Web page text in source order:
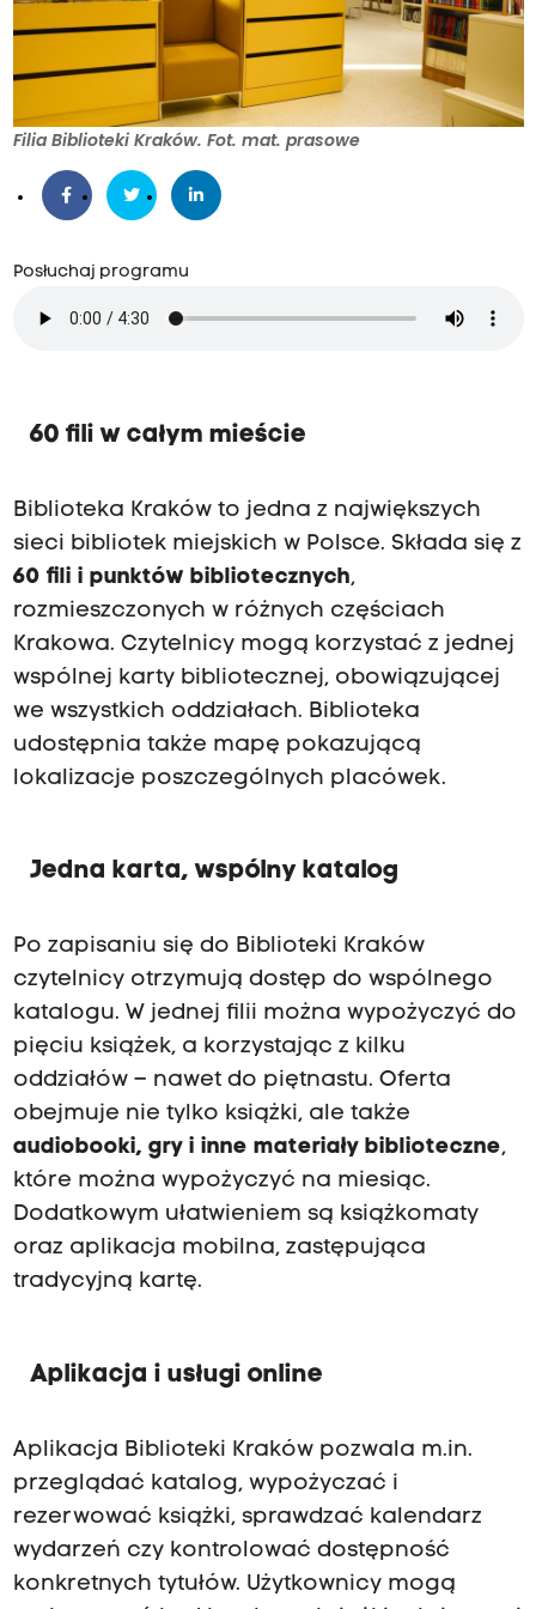
Filia Biblioteki Kraków. Fot. mat. prasowe
Posłuchaj programu
60 fili w całym mieście
Biblioteka Kraków to jedna z największych
sieci bibliotek miejskich w Polsce. Składa się z
60 fili i punktów bibliotecznych,
rozmieszczonych w różnych częściach
Krakowa. Czytelnicy mogą korzystać z jednej
wspólnej karty bibliotecznej, obowiązującej
we wszystkich oddziałach. Biblioteka
udostępnia także mapę pokazującą
lokalizacje poszczególnych placówek.
Jedna karta, wspólny katalog
Po zapisaniu się do Biblioteki Kraków
czytelnicy otrzymują dostęp do wspólnego
katalogu. W jednej filii można wypożyczyć do
pięciu książek, a korzystając z kilku
oddziałów – nawet do piętnastu. Oferta
obejmuje nie tylko książki, ale także
audiobooki, gry i inne materiały biblioteczne,
które można wypożyczyć na miesiąc.
Dodatkowym ułatwieniem są książkomaty
oraz aplikacja mobilna, zastępująca
tradycyjną kartę.
Aplikacja i usługi online
Aplikacja Biblioteki Kraków pozwala m.in.
przeglądać katalog, wypożyczać i
rezerwować książki, sprawdzać kalendarz
wydarzeń czy kontrolować dostępność
konkretnych tytułów. Użytkownicy mogą